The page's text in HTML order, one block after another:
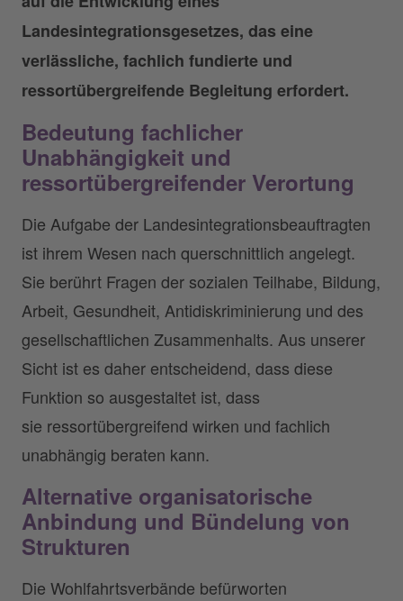
Landesintegrationsgesetzes, das eine
verlässliche, fachlich fundierte und
ressortübergreifende Begleitung erfordert.
Bedeutung fachlicher
Unabhängigkeit und
ressortübergreifender Verortung
Die Aufgabe der Landesintegrationsbeauftragten
ist ihrem Wesen nach querschnittlich angelegt.
Sie berührt Fragen der sozialen Teilhabe, Bildung,
Arbeit, Gesundheit, Antidiskriminierung und des
gesellschaftlichen Zusammenhalts. Aus unserer
Sicht ist es daher entscheidend, dass diese
Funktion so ausgestaltet ist, dass
sie ressortübergreifend wirken und fachlich
unabhängig beraten kann.
Alternative organisatorische
Anbindung und Bündelung von
Strukturen
Die Wohlfahrtsverbände befürworten